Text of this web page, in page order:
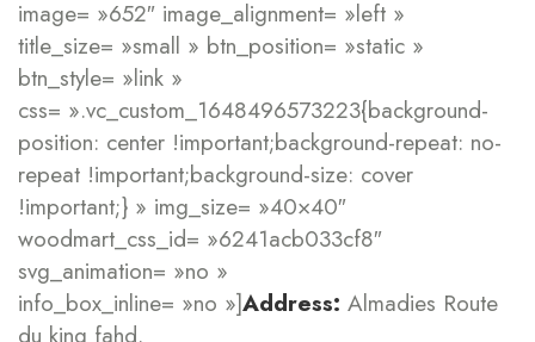
image= »652″ image_alignment= »left »
title_size= »small » btn_position= »static »
btn_style= »link »
css= ».vc_custom_1648496573223{background-
position: center !important;background-repeat: no-
repeat !important;background-size: cover
!important;} » img_size= »40×40″
woodmart_css_id= »6241acb033cf8″
svg_animation= »no »
info_box_inline= »no »]Address: Almadies Route
du king fahd.